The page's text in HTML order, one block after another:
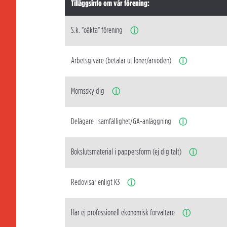
Tilläggsinfo om vår förening:
S.k. "oäkta" förening ⓘ
Arbetsgivare (betalar ut löner/arvoden) ⓘ
Momsskyldig ⓘ
Delägare i samfällighet/GA-anläggning ⓘ
Bokslutsmaterial i pappersform (ej digitalt) ⓘ
Redovisar enligt K3 ⓘ
Har ej professionell ekonomisk förvaltare ⓘ